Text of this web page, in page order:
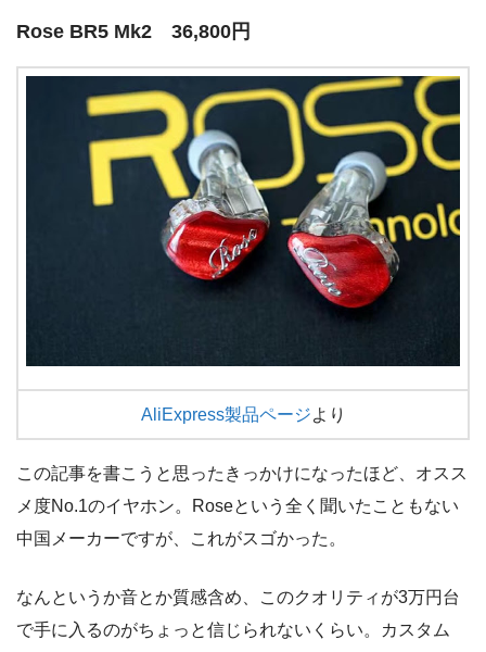
Rose BR5 Mk2 36,800円
AliExpress製品ページより
この記事を書こうと思ったきっかけになったほど、オスス
メ度No.1のイヤホン。Roseという全く聞いたこともない
中国メーカーですが、これがスゴかった。
なんというか音とか質感含め、このクオリティが3万円台
で手に入るのがちょっと信じられないくらい。カスタム